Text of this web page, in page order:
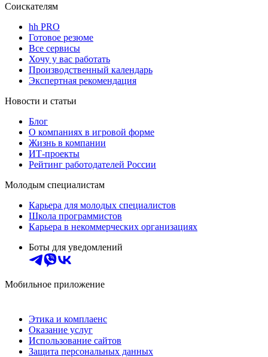
Соискателям
hh PRO
Готовое резюме
Все сервисы
Хочу у вас работать
Производственный календарь
Экспертная рекомендация
Новости и статьи
Блог
О компаниях в игровой форме
Жизнь в компании
ИТ-проекты
Рейтинг работодателей России
Молодым специалистам
Карьера для молодых специалистов
Школа программистов
Карьера в некоммерческих организациях
Боты для уведомлений
Мобильное приложение
Этика и комплаенс
Оказание услуг
Использование сайтов
Защита персональных данных